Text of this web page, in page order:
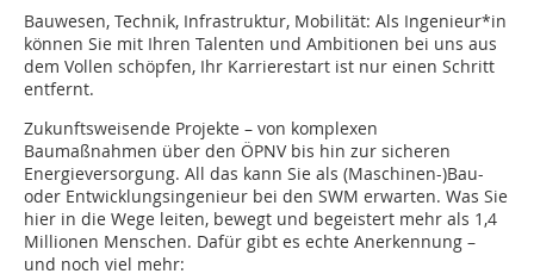
Bauwesen, Technik, Infrastruktur, Mobilität: Als Ingenieur*in
können Sie mit Ihren Talenten und Ambitionen bei uns aus
dem Vollen schöpfen, Ihr Karrierestart ist nur einen Schritt
entfernt.
Zukunftsweisende Projekte – von komplexen
Baumaßnahmen über den ÖPNV bis hin zur sicheren
Energieversorgung. All das kann Sie als (Maschinen-)Bau-
oder Entwicklungsingenieur bei den SWM erwarten. Was Sie
hier in die Wege leiten, bewegt und begeistert mehr als 1,4
Millionen Menschen. Dafür gibt es echte Anerkennung –
und noch viel mehr: